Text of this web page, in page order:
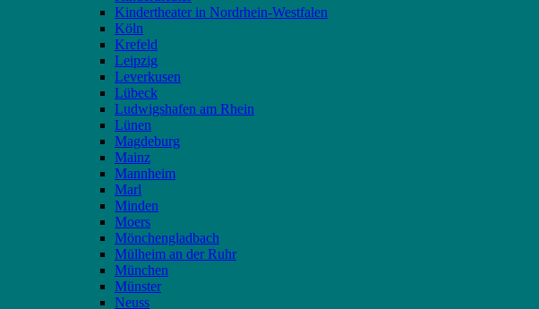
Kindertheater in Nordrhein-Westfalen
Köln
Krefeld
Leipzig
Leverkusen
Lübeck
Ludwigshafen am Rhein
Lünen
Magdeburg
Mainz
Mannheim
Marl
Minden
Moers
Mönchengladbach
Mülheim an der Ruhr
München
Münster
Neuss